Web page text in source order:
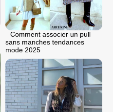
Comment associer un pull
sans manches tendances
mode 2025